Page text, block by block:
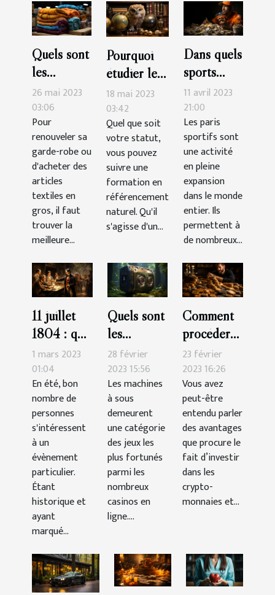
Quels sont
les
avantages
de faire ses
achats
d’articles
textiles
chez un
grossiste ?
26 mai 2023
03:06
Pour
renouveler sa
garde-robe ou
d'acheter des
articles
textiles en
gros, il faut
trouver la
meilleure...
Pourquoi
étudier le
SEO ?
18 mai 2023
03:42
Quel que soit
votre statut,
vous pouvez
suivre une
formation en
référencement
naturel. Qu'il
s'agisse d'un...
Dans quels
sports
faut-il
parier pour
gagner
plus
d'argent?
11 avril 2023
21:00
Les paris
sportifs sont
une activité
en pleine
expansion
dans le monde
entier. Ils
permettent à
de nombreux...
11 juillet
1804 : que
retenir du
duel au
pistolet
mémorable
à New
York ?
1 mars 2023
01:04
En été, bon
nombre de
personnes
s'intéressent
à un
évènement
particulier.
Étant
historique et
ayant
marqué...
Quels sont
les
meilleures
machines à
sous-
catégorie
aventure ?
28 février
2023 15:56
Les machines
à sous
demeurent
une catégorie
des jeux les
plus fortunés
parmi les
nombreux
casinos en
ligne....
Comment
procéder
pour
acheter
des
crypto-
monnaies
en tant que
débutant ?
23 février
2023 16:26
Vous avez
peut-être
entendu parler
des avantages
que procure le
fait d’investir
dans les
crypto-
monnaies et...